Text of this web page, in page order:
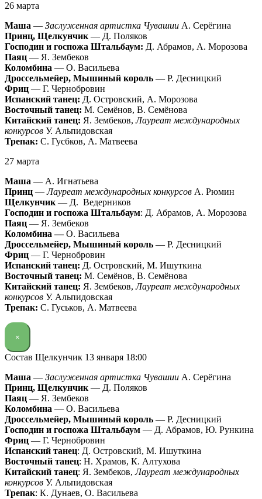
26 марта
Маша — Заслуженная артистка Чувашии А. Серёгина
Принц, Щелкунчик — Д. Поляков
Господин и госпожа Штальбаум: Д. Абрамов, А. Морозова
Паяц — Я. Зембеков
Коломбина — О. Васильева
Дроссельмейер, Мышиный король — Р. Десницкий
Фриц — Г. Чернобровин
Испанский танец: Д. Островский, А. Морозова
Восточный танец: М. Семёнов, В. Семёнова
Китайский танец: Я. Зембеков,Лауреат международных
конкурсов У. Альпидовская
Трепак: С. Гусбков, А. Матвеева
27 марта
Маша — А. Игнатьева
Принц —Лауреат международных конкурсов А. Рюмин
Щелкунчик — Д. Ведерников
Господин и госпожа Штальбаум: Д. Абрамов, А. Морозова
Паяц — Я. Зембеков
Коломбина —О. Васильева
Дроссельмейер, Мышиный король — Р. Десницкий
Фриц — Г. Чернобровин
Испанский танец: Д. Островский, М. Ишуткина
Восточный танец: М. Семёнов, В. Семёнова
Китайский танец: Я. Зембеков,Лауреат международных
конкурсов У. Альпидовская
Трепак: С. Гуськов, А. Матвеева
×
Состав Щелкунчик 13 января 18:00
Маша — Заслуженная артистка Чувашии А. Серёгина
Принц, Щелкунчик — Д. Поляков
Паяц — Я. Зембеков
Коломбина — О. Васильева
Дроссельмейер, Мышиный король — Р. Десницкий
Господин и госпожа Штальбаум — Д. Абрамов, Ю. Рункина
Фриц — Г. Чернобровин
Испанский танец: Д. Островский, М. Ишуткина
Восточный танец: Н. Храмов, К. Алтухова
Китайский танец: Я. Зембеков,Лауреат международных
конкурсов У. Альпидовская
Трепак: К. Дунаев, О. Васильева